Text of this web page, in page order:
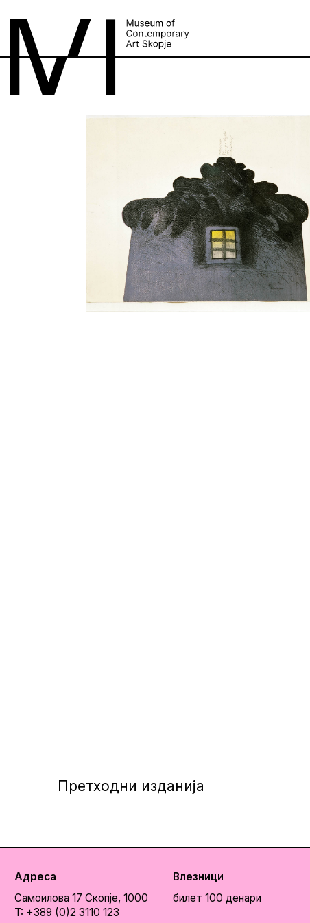
Претходни изданија
Адреса
Самоилова 17 Скопје, 1000
T: +389 (0)2 3110 123
Влезници
билет 100 денари